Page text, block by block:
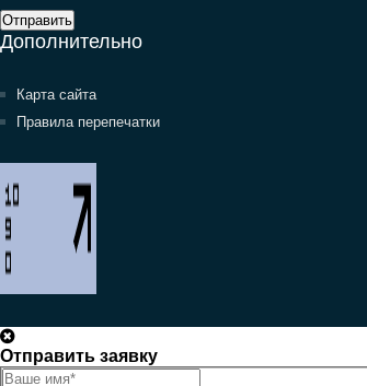
Отправить
Дополнительно
Карта сайта
Правила перепечатки
Отправить заявку